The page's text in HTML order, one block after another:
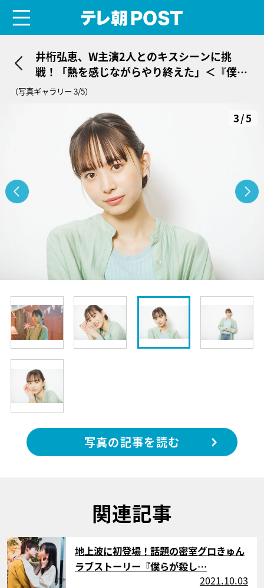
井桁弘恵、W主演2人とのキスシーンに挑
戦！「熱を感じながらやり終えた」＜『僕ら
が殺した、最愛のキミ』リレーインタビュー
（写真ギャラリー 3/5）
3/5
写真の記事を読む
関連記事
サムネイル
地上波に初登場！話題の密室グロきゅん
ラブストーリー『僕らが殺し…
2021.10.03